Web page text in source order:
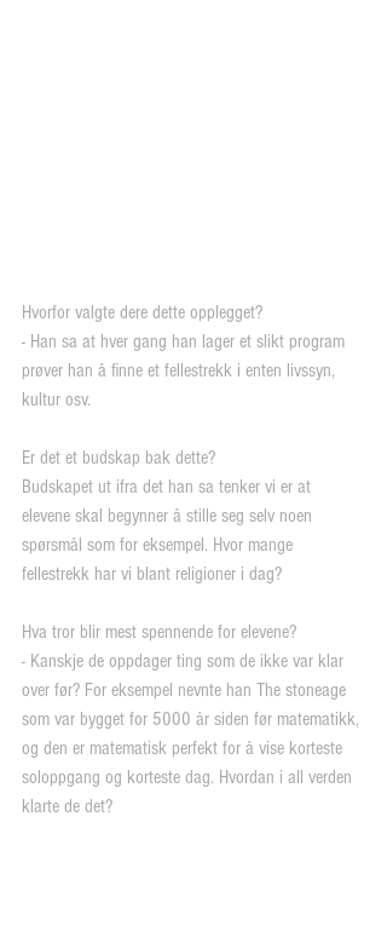
Hvorfor valgte dere dette opplegget?
- Han sa at hver gang han lager et slikt program
prøver han å finne et fellestrekk i enten livssyn,
kultur osv.
Er det et budskap bak dette?
Budskapet ut ifra det han sa tenker vi er at
elevene skal begynner å stille seg selv noen
spørsmål som for eksempel. Hvor mange
fellestrekk har vi blant religioner i dag?
Hva tror blir mest spennende for elevene?
- Kanskje de oppdager ting som de ikke var klar
over før? For eksempel nevnte han The stoneage
som var bygget for 5000 år siden før matematikk,
og den er matematisk perfekt for å vise korteste
soloppgang og korteste dag. Hvordan i all verden
klarte de det?